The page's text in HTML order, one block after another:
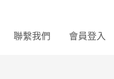
聯繫我們 會員登入